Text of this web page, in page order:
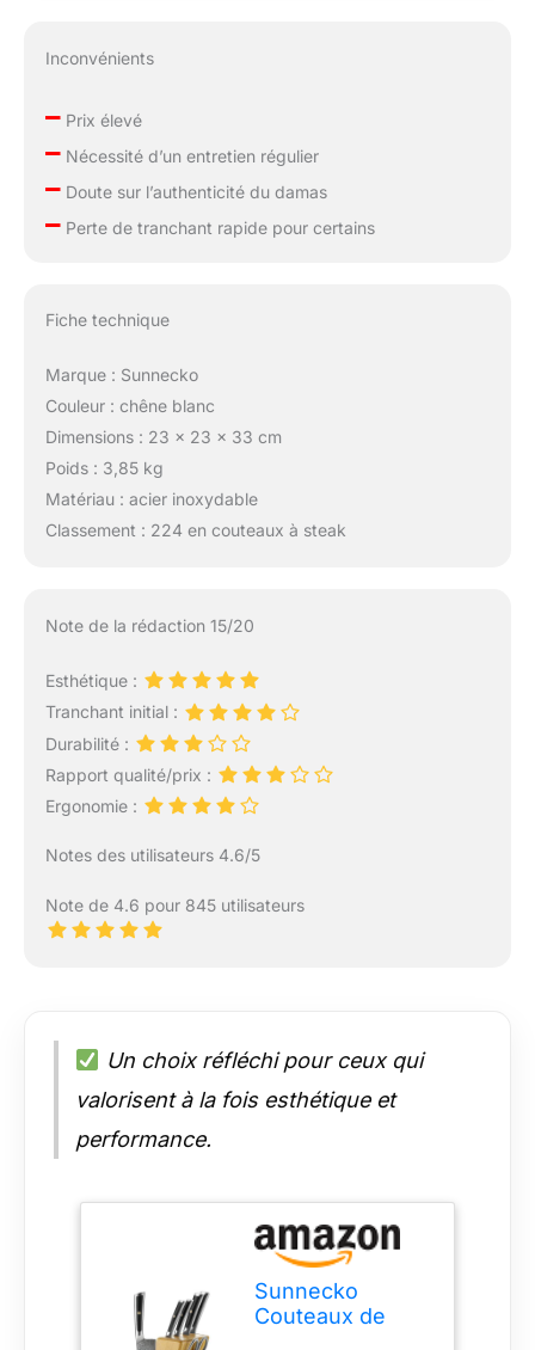
Inconvénients
–Prix élevé
–Nécessité d’un entretien régulier
–Doute sur l’authenticité du damas
–Perte de tranchant rapide pour certains
Fiche technique
Marque : Sunnecko
Couleur : chêne blanc
Dimensions : 23 x 23 x 33 cm
Poids : 3,85 kg
Matériau : acier inoxydable
Classement : 224 en couteaux à steak
Note de la rédaction 15/20
Esthétique :
Tranchant initial :
Durabilité :
Rapport qualité/prix :
Ergonomie :
Notes des utilisateurs 4.6/5
Note de 4.6 pour 845 utilisateurs
Un choix réfléchi pour ceux qui
valorisent à la fois esthétique et
performance.
Sunnecko
Couteaux de